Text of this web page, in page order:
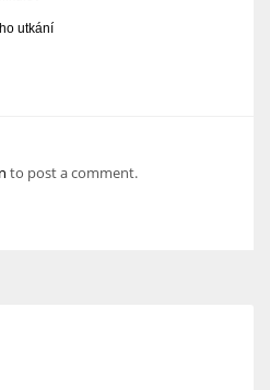
utkání
to post a comment.